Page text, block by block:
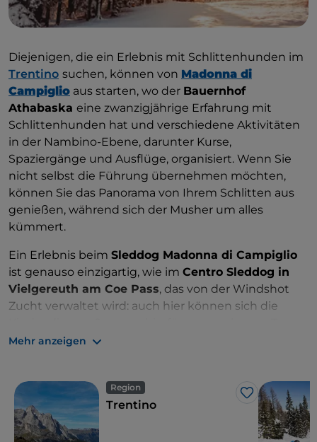
Diejenigen, die ein Erlebnis mit Schlittenhunden im
Trentino suchen, können von Madonna di
Campiglio aus starten, wo der Bauernhof
Athabaska eine zwanzigjährige Erfahrung mit
Schlittenhunden hat und verschiedene Aktivitäten
in der Nambino-Ebene, darunter Kurse,
Spaziergänge und Ausflüge, organisiert. Wenn Sie
nicht selbst die Führung übernehmen möchten,
können Sie das Panorama von Ihrem Schlitten aus
genießen, während sich der Musher um alles
kümmert.
Ein Erlebnis beim Sleddog Madonna di Campiglio
ist genauso einzigartig, wie im Centro Sleddog in
Vielgereuth am Coe Pass, das von der Windshot
Zucht verwaltet wird: auch hier können sich die
nähern, aber auch Erwachsene können
Mehr anzeigen
Region
Like
Trentino